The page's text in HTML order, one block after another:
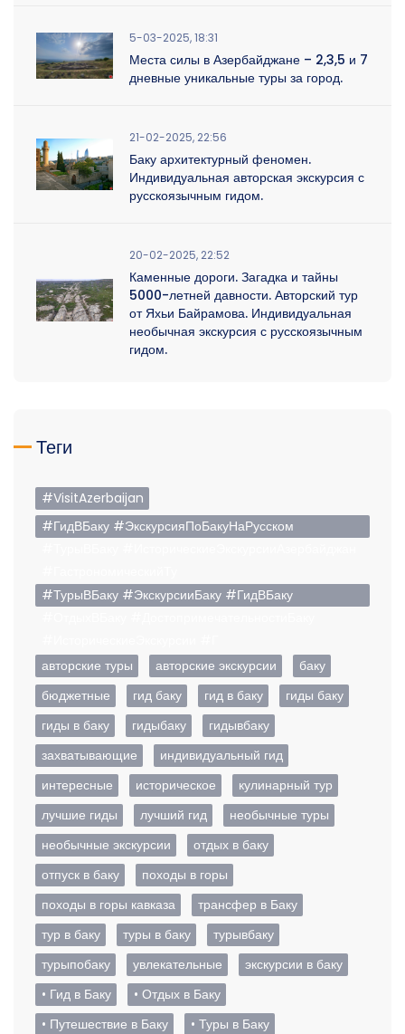
5-03-2025, 18:31
Места силы в Азербайджане – 2,3,5 и 7
дневные уникальные туры за город.
21-02-2025, 22:56
Баку архитектурный феномен.
Индивидуальная авторская экскурсия с
русскоязычным гидом.
20-02-2025, 22:52
Каменные дороги. Загадка и тайны
5000-летней давности. Авторский тур
от Яхьи Байрамова. Индивидуальная
необычная экскурсия с русскоязычным
гидом.
Теги
#VisitAzerbaijan
#ГидВБаку #ЭкскурсияПоБакуНаРусском
#ТурыВБаку #ЭкскурсииБаку #ГидВБаку
авторские туры
авторские экскурсии
баку
бюджетные
гид баку гид в баку
гиды баку
гиды в баку
гидыбаку
гидывбаку
захватывающие
индивидуальный гид
интересные
историческое
кулинарный тур
лучшие гиды
лучший гид
необычные туры
необычные экскурсии
отдых в баку
отпуск в баку
походы в горы
походы в горы кавказа
трансфер в Баку
тур в баку
туры в баку
турывбаку
турыпобаку
увлекательные
экскурсии в баку
• Гид в Баку
• Отдых в Баку
• Путешествие в Баку
• Туры в Баку